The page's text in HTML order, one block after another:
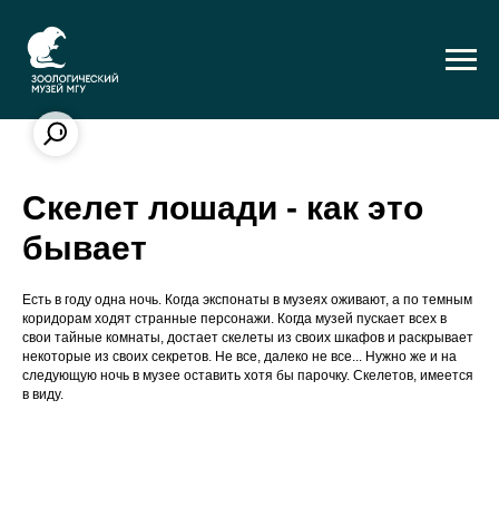
Скелет лошади - как это
бывает
Есть в году одна ночь. Когда экспонаты в музеях оживают, а по темным
коридорам ходят странные персонажи. Когда музей пускает всех в
свои тайные комнаты, достает скелеты из своих шкафов и раскрывает
некоторые из своих секретов. Не все, далеко не все... Нужно же и на
следующую ночь в музее оставить хотя бы парочку. Скелетов, имеется
в виду.